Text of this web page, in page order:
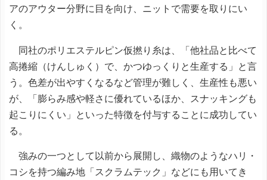
アのアウター分野に目を向け、ニットで需要を取りにい
く。
同社のポリエステルピン仮撚り糸は、「他社品と比べて
高捲縮（けんしゅく）で、かつゆっくりと生産する」と言
う。色差が出やすくなるなど管理が難しく、生産性も悪い
が、「膨らみ感や軽さに優れているほか、スナッキングも
起こりにくい」といった特徴を付与することに成功してい
る。
強みの一つとして以前から展開し、織物のようなハリ・
コシを持つ編み地「スクラムテック」などにも用いてき